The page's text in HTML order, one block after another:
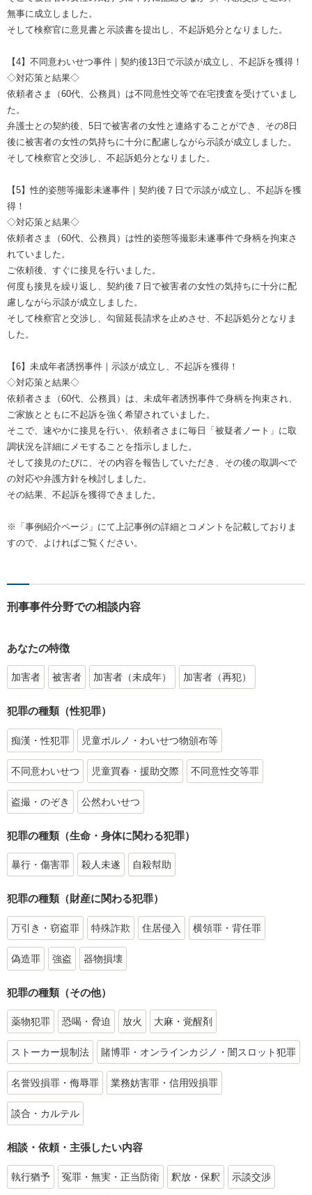
無事に成立しました。
そして検察官に意見書と示談書を提出し、不起訴処分となりました。
【4】不同意わいせつ事件｜契約後13日で示談が成立し、不起訴を獲得！
◇対応策と結果◇
依頼者さま（60代、公務員）は不同意性交等で在宅捜査を受けていまし
た。
弁護士との契約後、5日で被害者の女性と連絡することができ、その8日
後に被害者の女性の気持ちに十分に配慮しながら示談が成立しました。
そして検察官と交渉し、不起訴処分となりました。
【5】性的姿態等撮影未遂事件｜契約後７日で示談が成立し、不起訴を獲
得！
◇対応策と結果◇
依頼者さま（60代、公務員）は性的姿態等撮影未遂事件で身柄を拘束さ
れていました。
ご依頼後、すぐに接見を行いました。
何度も接見を繰り返し、契約後７日で被害者の女性の気持ちに十分に配
慮しながら示談が成立しました。
そして検察官と交渉し、勾留延長請求を止めさせ、不起訴処分となりま
した。
【6】未成年者誘拐事件｜示談が成立し、不起訴を獲得！
◇対応策と結果◇
依頼者さま（60代、公務員）は、未成年者誘拐事件で身柄を拘束され、
ご家族とともに不起訴を強く希望されていました。
そこで、速やかに接見を行い、依頼者さまに毎日「被疑者ノート」に取
調状況を詳細にメモすることを指示しました。
そして接見のたびに、その内容を報告していただき、その後の取調べで
の対応や弁護方針を検討しました。
その結果、不起訴を獲得できました。
※「事例紹介ページ」にて上記事例の詳細とコメントを記載しておりま
すので、よければご覧ください。
刑事事件分野での相談内容
あなたの特徴
加害者 被害者 加害者（未成年） 加害者（再犯）
犯罪の種類（性犯罪）
痴漢・性犯罪 児童ポルノ・わいせつ物頒布等
不同意わいせつ 児童買春・援助交際 不同意性交等罪
盗撮・のぞき 公然わいせつ
犯罪の種類（生命・身体に関わる犯罪）
暴行・傷害罪 殺人未遂 自殺幇助
犯罪の種類（財産に関わる犯罪）
万引き・窃盗罪 特殊詐欺 住居侵入 横領罪・背任罪
偽造罪 強盗 器物損壊
犯罪の種類（その他）
薬物犯罪 恐喝・脅迫 放火 大麻・覚醒剤
ストーカー規制法 賭博罪・オンラインカジノ・闇スロット犯罪
名誉毀損罪・侮辱罪 業務妨害罪・信用毀損罪
談合・カルテル
相談・依頼・主張したい内容
執行猶予 冤罪・無実・正当防衛 釈放・保釈 示談交渉